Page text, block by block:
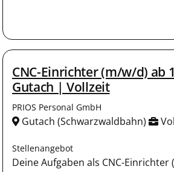
CNC-Einrichter (m/w/d) ab
Gutach | Vollzeit
PRIOS Personal GmbH
Gutach (Schwarzwaldbahn)
Stellenangebot
Deine Aufgaben als CNC-Einrichter